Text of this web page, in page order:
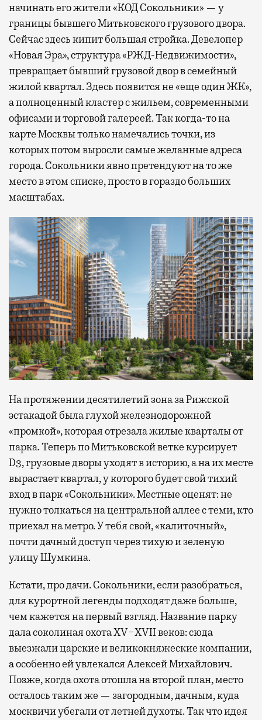
начинать его жители «КОД Сокольники» — у
границы бывшего Митьковского грузового двора.
Сейчас здесь кипит большая стройка. Девелопер
«Новая Эра», структура «РЖД-Недвижимости»,
превращает бывший грузовой двор в семейный
жилой квартал. Здесь появится не «еще один ЖК»,
а полноценный кластер с жильем, современными
офисами и торговой галереей. Так когда-то на
карте Москвы только намечались точки, из
которых потом выросли самые желанные адреса
города. Сокольники явно претендуют на то же
место в этом списке, просто в гораздо больших
масштабах.
На протяжении десятилетий зона за Рижской
эстакадой была глухой железнодорожной
«промкой», которая отрезала жилые кварталы от
парка. Теперь по Митьковской ветке курсирует
D3, грузовые дворы уходят в историю, а на их месте
вырастает квартал, у которого будет свой тихий
вход в парк «Сокольники». Местные оценят: не
нужно толкаться на центральной аллее с теми, кто
приехал на метро. У тебя свой, «калиточный»,
почти дачный доступ через тихую и зеленую
улицу Шумкина.
Кстати, про дачи. Сокольники, если разобраться,
для курортной легенды подходят даже больше,
чем кажется на первый взгляд. Название парку
дала соколиная охота XV−XVII веков: сюда
выезжали царские и великокняжеские компании,
а особенно ей увлекался Алексей Михайлович.
Позже, когда охота отошла на второй план, место
осталось таким же — загородным, дачным, куда
москвичи убегали от летней духоты. Так что идея